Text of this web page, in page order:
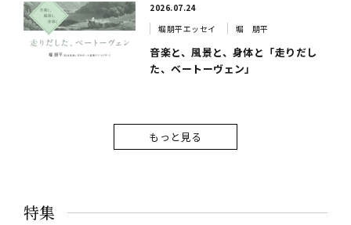
2026.07.24
堀朋平エッセイ
堀 朋平
音楽と、風景と、身体と「走りだし
た、ベートーヴェン」
もっと見る
特集